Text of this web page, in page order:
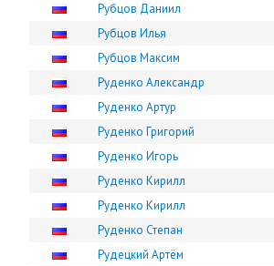
Рубцов Даниил
Рубцов Илья
Рубцов Максим
Руденко Александр
Руденко Артур
Руденко Григорий
Руденко Игорь
Руденко Кирилл
Руденко Кирилл
Руденко Степан
Рудецкий Артём